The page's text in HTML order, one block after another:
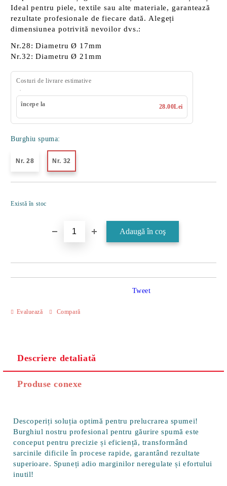
Ideal pentru piele, textile sau alte materiale, garantează
rezultate profesionale de fiecare dată. Alegeți
dimensiunea potrivită nevoilor dvs.:
Nr.28: DiametruØ 17mm
Nr.32: DiametruØ 21mm
Costuri de livrare estimative
începe la 28.00Lei
Burghiu spuma:
Nr. 28 Nr. 32
Există în stoc
Evaluează Compară
Tweet
Descriere detaliată
Produse conexe
Descoperiți soluția optimă pentru prelucrarea spumei!
Burghiul nostru profesional pentru găurire spumă este
conceput pentru precizie și eficiență, transformând
sarcinile dificile în procese rapide, garantând rezultate
superioare. Spuneți adio marginilor neregulate și efortului
inutil!